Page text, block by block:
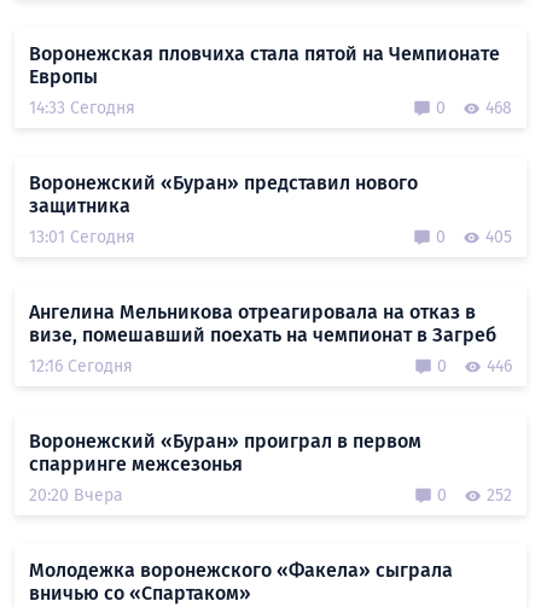
Воронежская пловчиха стала пятой на Чемпионате
Европы
14:33 Сегодня 0 468
Воронежский «Буран» представил нового
защитника
13:01 Сегодня 0 405
Ангелина Мельникова отреагировала на отказ в
визе, помешавший поехать на чемпионат в Загреб
12:16 Сегодня 0 446
Воронежский «Буран» проиграл в первом
спарринге межсезонья
20:20 Вчера 0 252
Молодежка воронежского «Факела» сыграла
вничью со «Спартаком»